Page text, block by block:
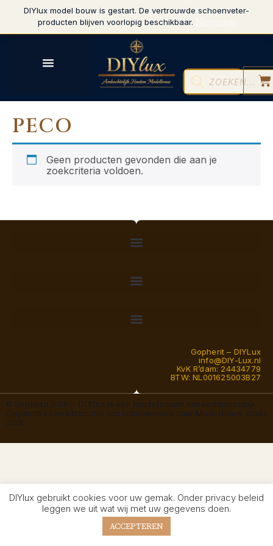
DIYlux model bouw is gestart. De vertrouwde schoenveter-
producten blijven voorlopig beschikbaar.
PECO
Geen producten gevonden die aan je
zoekcriteria voldoen.
Gopherit – DIYLux
info@DIY-Lux.nl
KvK R’dam: 24434779
BTW: NL001625003B27
© Gopherit 2026 — DIYlux is een handelsnaam van eenmanszaak
Gopherit en een transitie van Schoenveters naar Modelbouw sinds
2026
DIYlux gebruikt cookies voor uw gemak. Onder privacy beleid
leggen we uit wat wij met uw gegevens doen.
ACCEPTEREN